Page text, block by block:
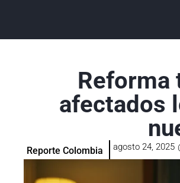
Reforma
afectados
Reporte Colombia agosto 24, 2025